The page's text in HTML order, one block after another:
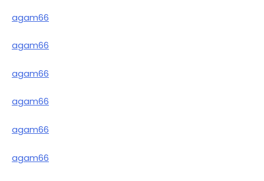
agam66
agam66
agam66
agam66
agam66
agam66